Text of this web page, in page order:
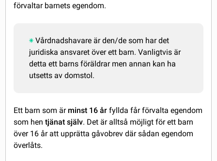
förvaltar barnets egendom.
Vårdnadshavare är den/de som har det
juridiska ansvaret över ett barn. Vanligtvis är
detta ett barns föräldrar men annan kan ha
utsetts av domstol.
Ett barn som är minst 16 år fyllda får förvalta egendom
som hentjänat själv. Det är alltså möjligt för ett barn
över 16 år att upprätta gåvobrev där sådan egendom
överlåts.